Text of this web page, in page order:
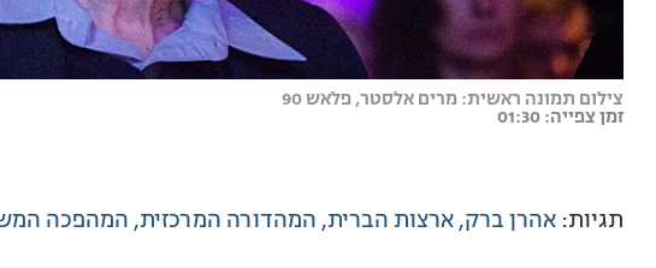
צילום תמונה ראשית: מרים אלסטר, פלאש 90
זמן צפייה: 01:30
תגיות: אהרן ברק ארצות הברית המהדורה המרכזית המהפכה